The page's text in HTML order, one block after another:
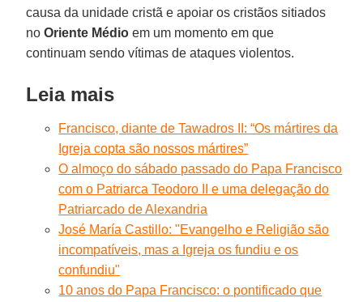
causa da unidade cristã e apoiar os cristãos sitiados
no Oriente Médio em um momento em que
continuam sendo vítimas de ataques violentos.
Leia mais
Francisco, diante de Tawadros II: “Os mártires da
Igreja copta são nossos mártires”
O almoço do sábado passado do Papa Francisco
com o Patriarca Teodoro II e uma delegação do
Patriarcado de Alexandria
José María Castillo: "Evangelho e Religião são
incompatíveis, mas a Igreja os fundiu e os
confundiu"
10 anos do Papa Francisco: o pontificado que